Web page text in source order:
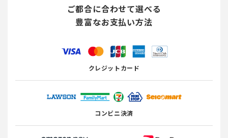
ご都合に合わせて選べる
豊富なお支払い方法
クレジットカード
コンビニ決済